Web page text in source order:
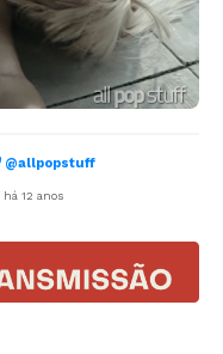
@allpopstuff
há 12 anos